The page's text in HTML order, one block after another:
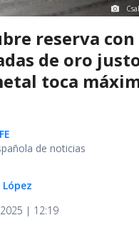
reserva con
de oro
toca
de noticias
López
| 12:19